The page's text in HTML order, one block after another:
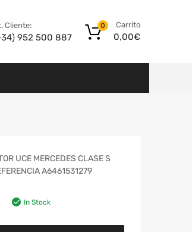
Cliente:
952 500 887
Carrito
0,00€
0
UCE MERCEDES CLASE S
A6461531279
In Stock